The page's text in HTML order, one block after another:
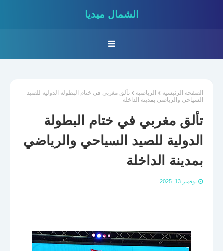
الشمال ميديا
الصفحة الرئيسية الرياضية
تألق مغربي في ختام البطولة الدولية للصيد
السياحي والرياضي بمدينة الداخلة
تألق مغربي في ختام البطولة
الدولية للصيد السياحي والرياضي
بمدينة الداخلة
نوفمبر 13, 2025